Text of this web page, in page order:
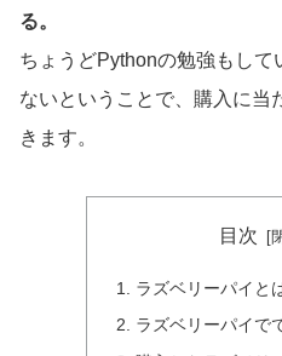
る。
ちょうどPythonの勉強もし
ないということで、購入に当
きます。
目次
ラズベリーパイと
ラズベリーパイで